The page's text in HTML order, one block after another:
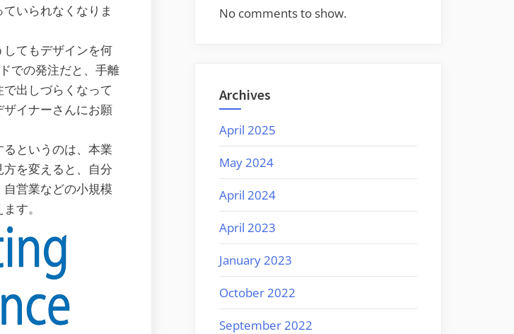
いられなくなりま
てもデザインを何
での発注だと、手離
出しづらくなって
イナーさんにお願
というのは、本業
を変えると、自分
営業などの小規模
す。
No comments to show.
Archives
April 2025
May 2024
April 2024
April 2023
January 2023
October 2022
September 2022